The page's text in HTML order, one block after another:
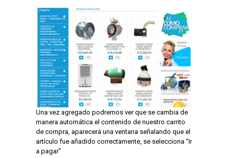
Una vez agregado podremos ver que se cambia de
manera automática el contenido de nuestro carrito
de compra, aparecerá una ventana señalando que el
artículo fue añadido correctamente, se selecciona “Ir
a pagar”